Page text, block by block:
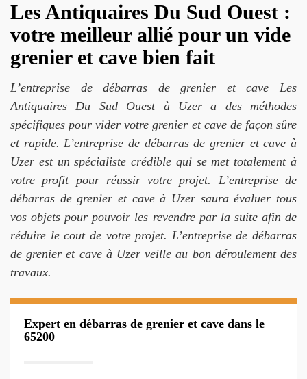
Les Antiquaires Du Sud Ouest :
votre meilleur allié pour un vide
grenier et cave bien fait
L’entreprise de débarras de grenier et cave Les
Antiquaires Du Sud Ouest à Uzer a des méthodes
spécifiques pour vider votre grenier et cave de façon sûre
et rapide. L’entreprise de débarras de grenier et cave à
Uzer est un spécialiste crédible qui se met totalement à
votre profit pour réussir votre projet. L’entreprise de
débarras de grenier et cave à Uzer saura évaluer tous
vos objets pour pouvoir les revendre par la suite afin de
réduire le cout de votre projet. L’entreprise de débarras
de grenier et cave à Uzer veille au bon déroulement des
travaux.
Expert en débarras de grenier et cave dans le
65200